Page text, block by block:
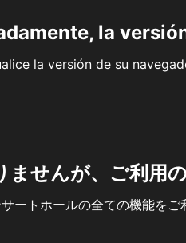
la
la versión de su
ませんが、ご利用
ートホールの全ての機能を